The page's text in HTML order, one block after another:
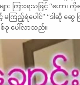
ား ကြားရသဖြင့် “ဟော၊
င့် မကြည့်ရဲပေါင်” “ဒါ
ခု ပေါ်လာသည်။